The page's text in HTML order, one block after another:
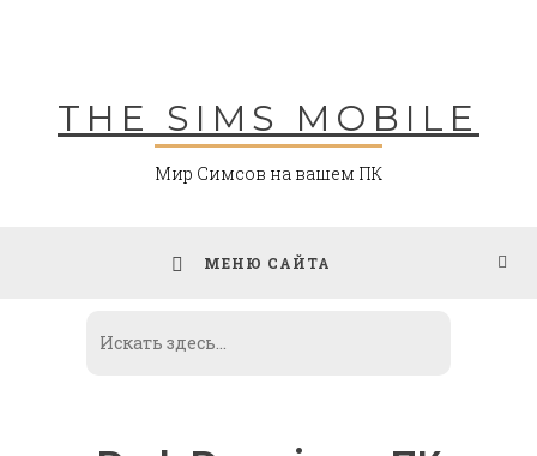
THE SIMS MOBILE
Мир Симсов на вашем ПК
МЕНЮ САЙТА